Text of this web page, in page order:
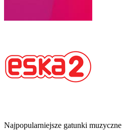
Najpopularniejsze gatunki muzyczne